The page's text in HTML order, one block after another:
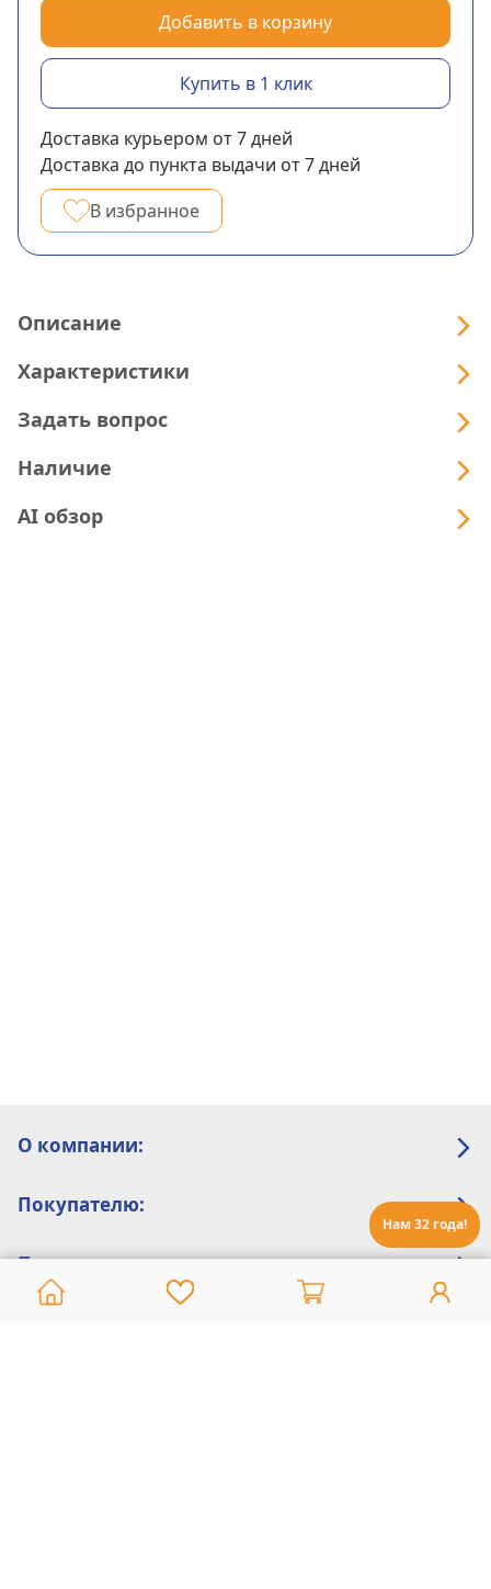
Нам 32 года!
Добавить в корзину
Купить в 1 клик
Доставка курьером от 7дней
Доставка до пункта выдачи от 7дней
В избранное
Описание
Характеристики
Задать вопрос
Наличие
AI обзор
О компании:
Покупателю:
Помощь: